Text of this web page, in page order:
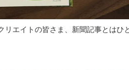
リエイトの皆さま、新聞記事とはひ